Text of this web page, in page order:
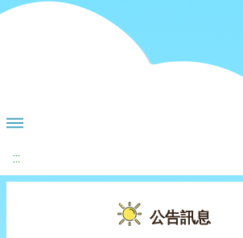
:::
公告訊息